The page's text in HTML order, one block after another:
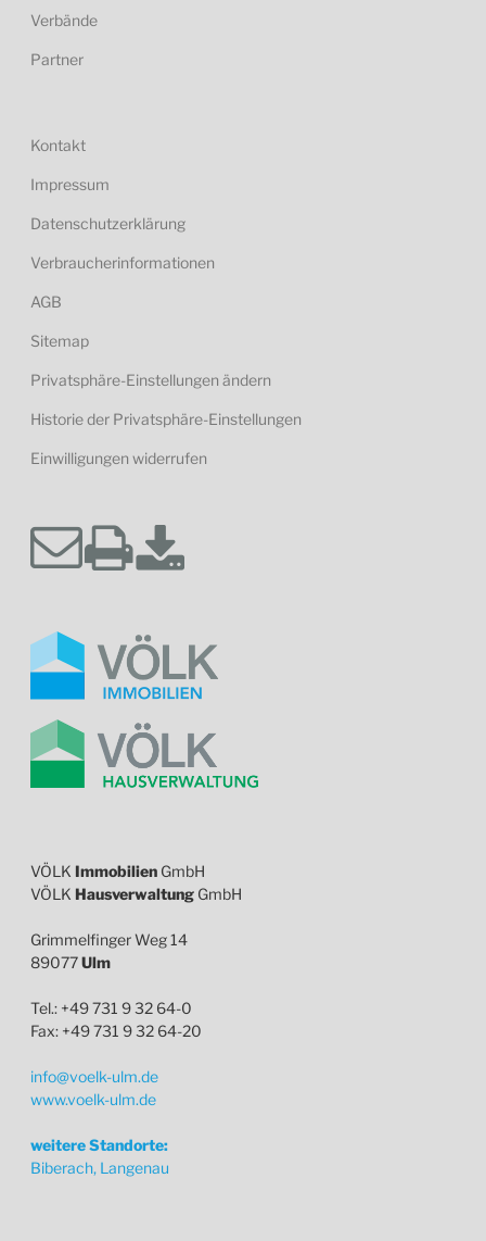
Verbände
Partner
Kontakt
Impressum
Datenschutzerklärung
Verbraucherinformationen
AGB
Sitemap
Privatsphäre-Einstellungen ändern
Historie der Privatsphäre-Einstellungen
Einwilligungen widerrufen
VÖLK Immobilien GmbH
VÖLK Hausverwaltung GmbH
Grimmelfinger Weg 14
89077Ulm
Tel.: +49 731 9 32 64-0
Fax: +49 731 9 32 64-20
info@voelk-ulm.de
www.voelk-ulm.de
weitere Standorte:
Biberach, Langenau